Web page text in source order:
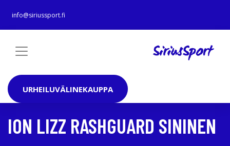
info@siriussport.fi
URHEILUVÄLINEKAUPPA
ION LIZZ RASHGUARD SININEN